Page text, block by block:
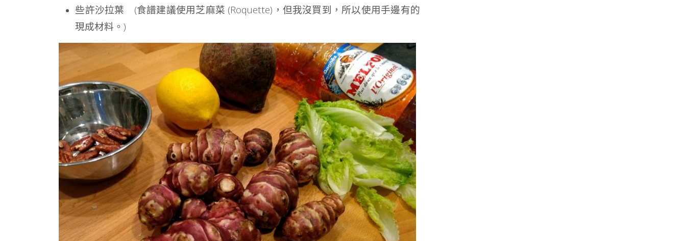
些許沙拉葉 (食譜建議使用芝麻菜 (Roquette)，但我沒買到，所以使用手邊有的
現成材料。)